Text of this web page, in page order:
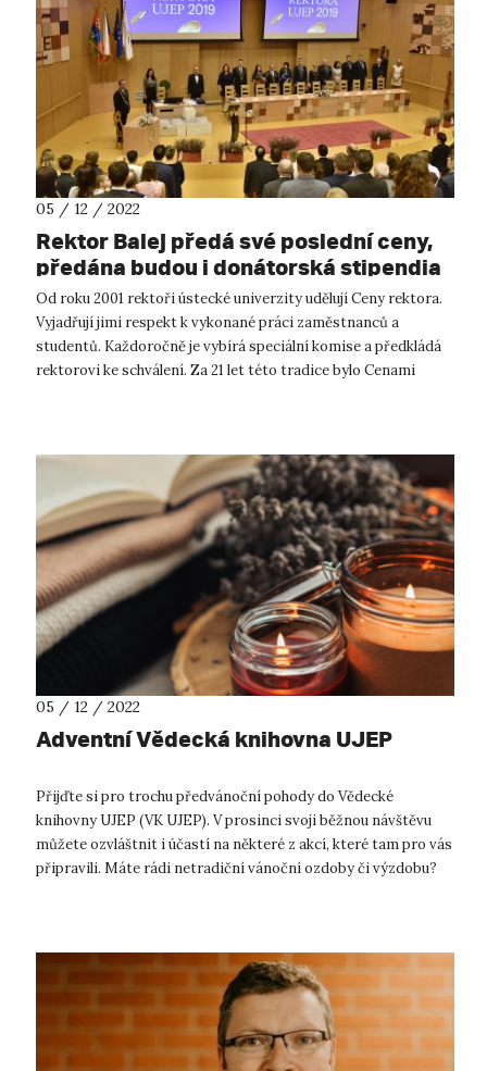
05 / 12 / 2022
Rektor Balej předá své poslední ceny,
předána budou i donátorská stipendia
Od roku 2001 rektoři ústecké univerzity udělují Ceny rektora.
Vyjadřují jimi respekt k vykonané práci zaměstnanců a
studentů. Každoročně je vybírá speciální komise a předkládá
rektorovi ke schválení. Za 21 let této tradice bylo Cenami
05 / 12 / 2022
Adventní Vědecká knihovna UJEP
Přijďte si pro trochu předvánoční pohody do Vědecké
knihovny UJEP (VK UJEP). V prosinci svoji běžnou návštěvu
můžete ozvláštnit i účastí na některé z akcí, které tam pro vás
připravili. Máte rádi netradiční vánoční ozdoby či výzdobu?